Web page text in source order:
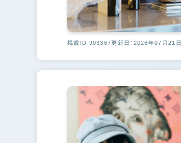
掲載ID 903367更新日：2026年07月21日